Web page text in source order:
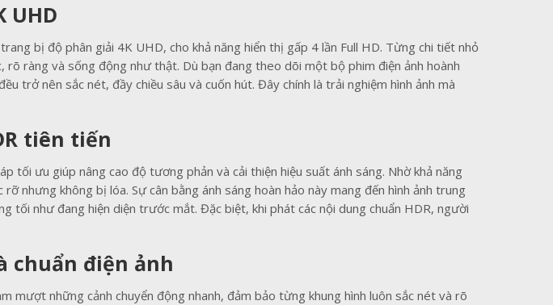
UHD
bị độ phân giải 4K UHD, cho khả năng hiển thị gấp 4 lần Full HD. Từng chi tiết nhỏ
ràng và sống động như thật. Dù bạn đang theo dõi một bộ phim điện ảnh hoành
trở nên sắc nét, đầy chiều sâu và cuốn hút. Đây chính là trải nghiệm hình ảnh mà
tiên tiến
tối ưu giúp nâng cao độ tương phản và cải thiện hiệu suất ánh sáng. Nhờ khả năng
nhưng không bị lóa. Sự cân bằng ánh sáng hoàn hảo này mang đến hình ảnh trung
như đang hiện diện trước mắt. Đặc biệt, khi phát các nội dung chuẩn HDR, người
chuẩn điện ảnh
mượt những cảnh chuyển động nhanh, đảm bảo từng khung hình luôn sắc nét và rõ